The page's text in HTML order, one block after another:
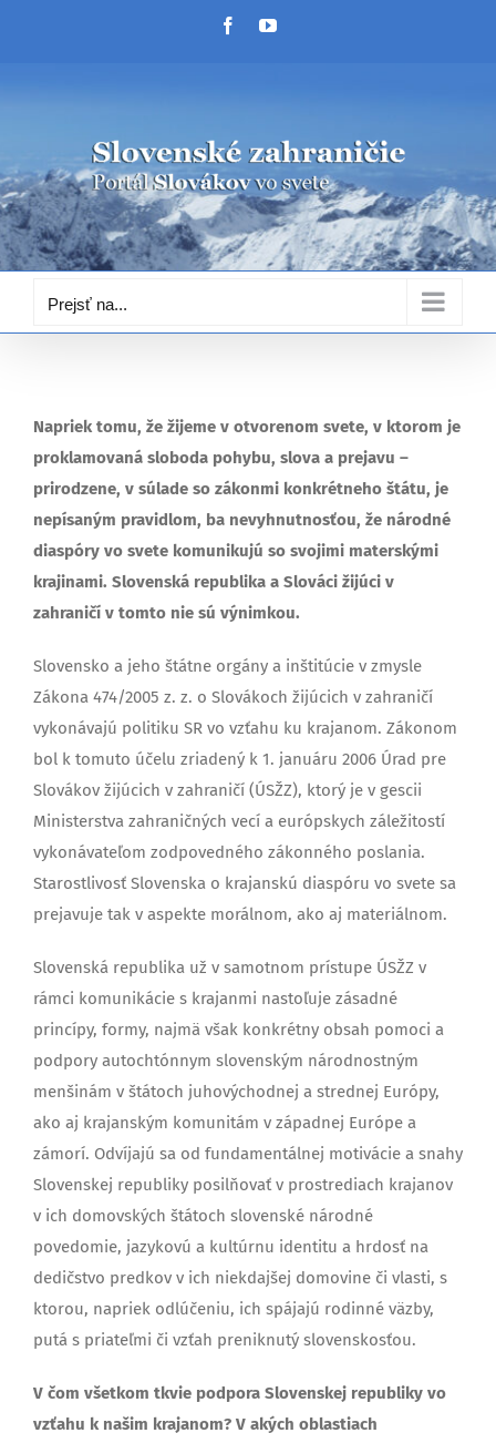
FacebookYouTube
Prejsť na...
Napriek tomu, že žijeme v otvorenom svete, v ktorom je
proklamovaná sloboda pohybu, slova a prejavu –
prirodzene, v súlade so zákonmi konkrétneho štátu, je
nepísaným pravidlom, ba nevyhnutnosťou, že národné
diaspóry vo svete komunikujú so svojimi materskými
krajinami. Slovenská republika a Slováci žijúci v
zahraničí v tomto nie sú výnimkou.
Slovensko a jeho štátne orgány a inštitúcie v zmysle
Zákona 474/2005 z. z. o Slovákoch žijúcich v zahraničí
vykonávajú politiku SR vo vzťahu ku krajanom. Zákonom
bol k tomuto účelu zriadený k 1. januáru 2006 Úrad pre
Slovákov žijúcich v zahraničí (ÚSŽZ), ktorý je v gescii
Ministerstva zahraničných vecí a európskych záležitostí
vykonávateľom zodpovedného zákonného poslania.
Starostlivosť Slovenska o krajanskú diaspóru vo svete sa
prejavuje tak v aspekte morálnom, ako aj materiálnom.
Slovenská republika už v samotnom prístupe ÚSŽZ v
rámci komunikácie s krajanmi nastoľuje zásadné
princípy, formy, najmä však konkrétny obsah pomoci a
podpory autochtónnym slovenským národnostným
menšinám v štátoch juhovýchodnej a strednej Európy,
ako aj krajanským komunitám v západnej Európe a
zámorí. Odvíjajú sa od fundamentálnej motivácie a snahy
Slovenskej republiky posilňovať v prostrediach krajanov
v ich domovských štátoch slovenské národné
povedomie, jazykovú a kultúrnu identitu a hrdosť na
dedičstvo predkov v ich niekdajšej domovine či vlasti, s
ktorou, napriek odlúčeniu, ich spájajú rodinné väzby,
putá s priateľmi či vzťah preniknutý slovenskosťou.
V čom všetkom tkvie podpora Slovenskej republiky vo
vzťahu k našim krajanom? V akých oblastiach